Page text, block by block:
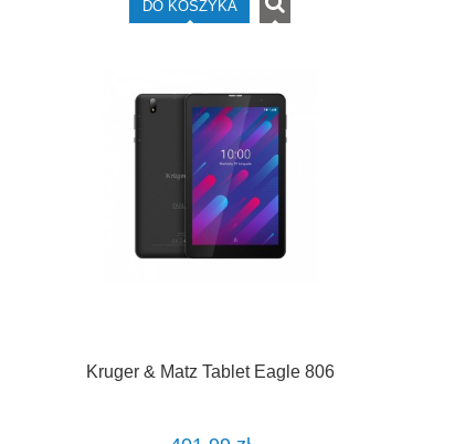
DO KOSZYKA
Kruger & Matz Tablet Eagle 806